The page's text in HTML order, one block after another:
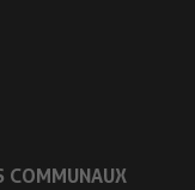
COMMUNAUX